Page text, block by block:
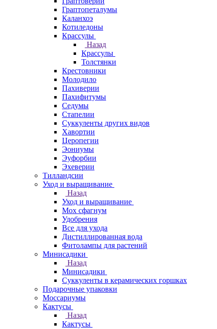
Граптопеталумы
Каланхоэ
Котиледоны
Крассулы
Назад
Крассулы
Толстянки
Крестовники
Молодило
Пахиверии
Пахифитумы
Седумы
Стапелии
Суккуленты других видов
Хавортии
Церопегии
Эониумы
Эуфорбии
Эхеверии
Тилландсии
Уход и выращивание
Назад
Уход и выращивание
Мох сфагнум
Удобрения
Все для ухода
Дистиллированная вода
Фитолампы для растений
Минисадики
Назад
Минисадики
Суккуленты в керамических горшках
Подарочные упаковки
Моссариумы
Кактусы
Назад
Кактусы